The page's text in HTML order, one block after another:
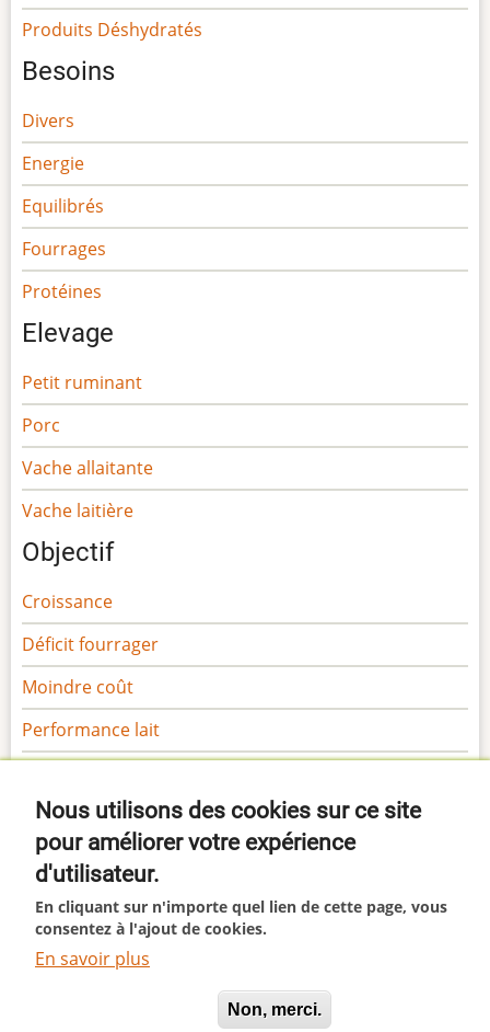
Produits Déshydratés
Besoins
Divers
Energie
Equilibrés
Fourrages
Protéines
Elevage
Petit ruminant
Porc
Vache allaitante
Vache laitière
Objectif
Croissance
Déficit fourrager
Moindre coût
Performance lait
Sécurité
Gamme Margaron
Gamme Marga
© 2026 Margaron, All rights reserved.
This site uses cookies. By continuing to browse the site
you are agreeing to our use of cookies.
Nous utilisons des cookies sur ce site
pour améliorer votre expérience
d'utilisateur.
En cliquant sur n'importe quel lien de cette page, vous
consentez à l'ajout de cookies.
En savoir plus
Non, merci.